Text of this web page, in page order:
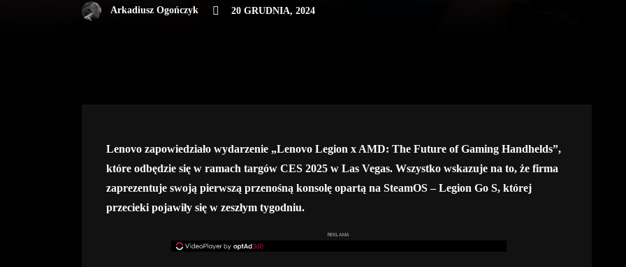
Arkadiusz Ogończyk 20 GRUDNIA, 2024
Lenovo zapowiedziało wydarzenie „Lenovo Legion x AMD: The Future of Gaming Handhelds”,
które odbędzie się w ramach targów CES 2025 w Las Vegas. Wszystko wskazuje na to, że firma
zaprezentuje swoją pierwszą przenośną konsolę opartą na SteamOS – Legion Go S, której
przecieki pojawiły się w zeszłym tygodniu.
REKLAMA